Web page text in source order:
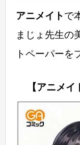
アニメイトで
まじょ先生の
トペーパーを
【アニメ